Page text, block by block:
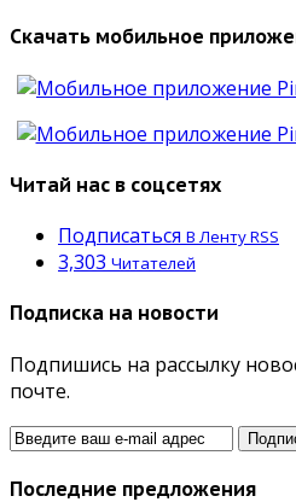
Скачать мобильное
Читай нас в соцсетях
Подписаться В Ленту RSS
3,303 Читателей
Подписка на новости
Подпишись на рассылку
почте.
Последние предложения